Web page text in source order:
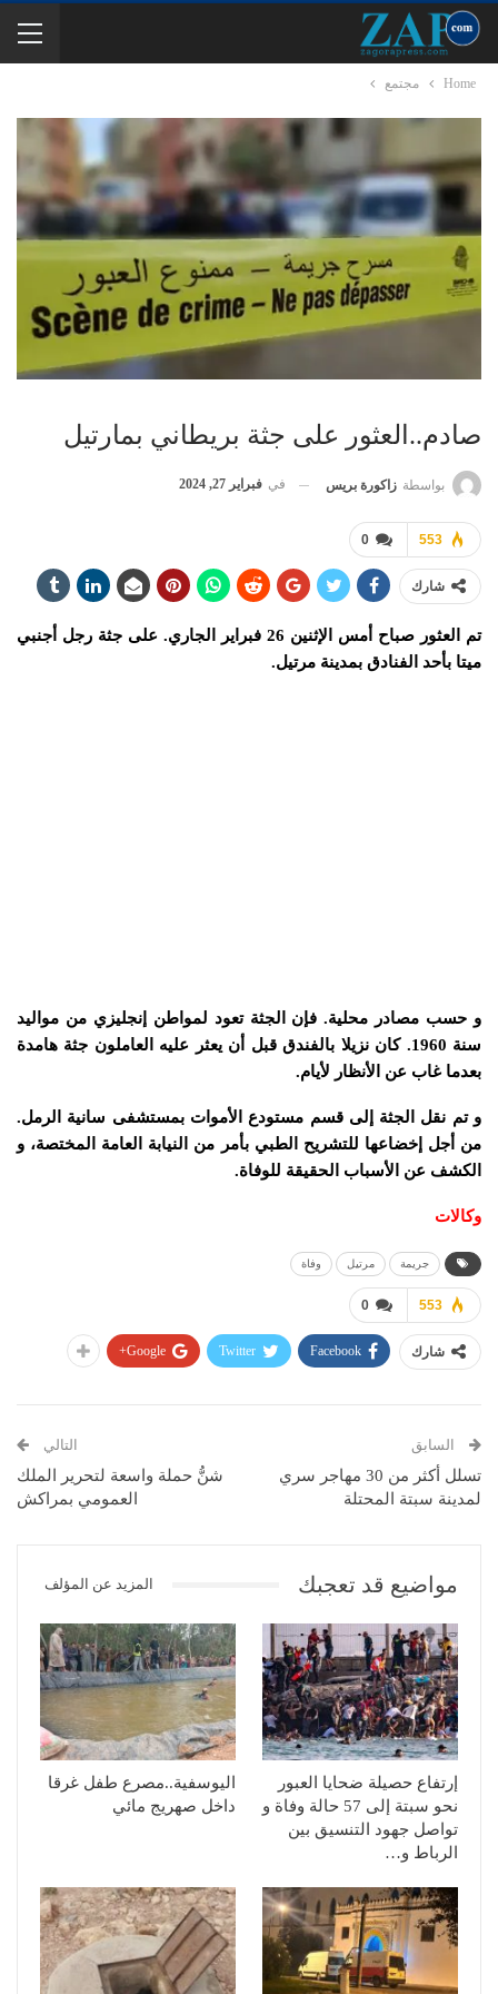
Home مجتمع
صادم..العثور على جثة بريطاني بمارتيل
بواسطة زاكورة بريس في فبراير 27, 2024
0 553
شارك
تم العثور صباح أمس الإثنين 26 فبراير الجاري. على جثة رجل أجنبي
ميتا بأحد الفنادق بمدينة مرتيل.
و حسب مصادر محلية. فإن الجثة تعود لمواطن إنجليزي من مواليد
سنة 1960. كان نزيلا بالفندق قبل أن يعثر عليه العاملون جثة هامدة
بعدما غاب عن الأنظار لأيام.
و تم نقل الجثة إلى قسم مستودع الأموات بمستشفى سانية الرمل.
من أجل إخضاعها للتشريح الطبي بأمر من النيابة العامة المختصة، و
الكشف عن الأسباب الحقيقة للوفاة.
وكالات
جريمة مرتيل وفاة
0 553
شارك Facebook
Twitter
Google+
السابق
تسلل أكثر من 30 مهاجر سري
لمدينة سبتة المحتلة
التالي
شنُّ حملة واسعة لتحرير الملك
العمومي بمراكش
مواضيع قد تعجبك المزيد عن المؤلف
إرتفاع حصيلة ضحايا العبور
نحو سبتة إلى 57 حالة وفاة و
تواصل جهود التنسيق بين
الرباط و…
اليوسفية..مصرع طفل غرقا
داخل صهريج مائي